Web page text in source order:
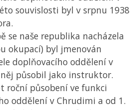
souvislosti byl v srpnu 1938
se naše republika nacházela
okupací) byl jmenován
doplňovacího oddělení v
působil jako instruktor.
roční působení ve funkci
oddělení v Chrudimi a od 1.